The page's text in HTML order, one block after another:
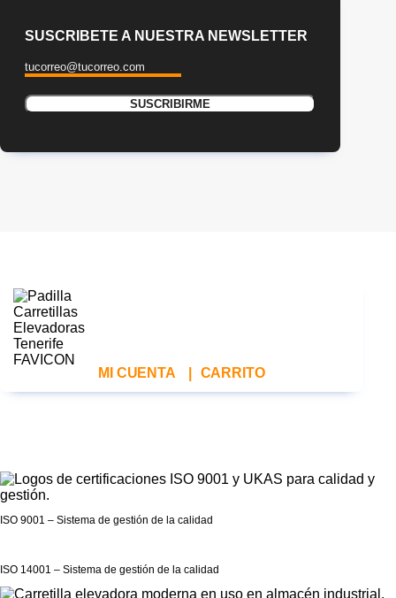
SUSCRIBETE A NUESTRA NEWSLETTER
MI CUENTA CARRITO
ISO 9001 – Sistema de gestión de la calidad
ISO 14001 – Sistema de gestión de la calidad